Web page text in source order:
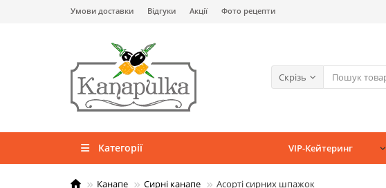
Умови доставки Відгуки Акції Фото рецепти
Скрізь
Категорії VIP-Кейтеринг
Канапе Сирні канапе Асорті сирних шпажок